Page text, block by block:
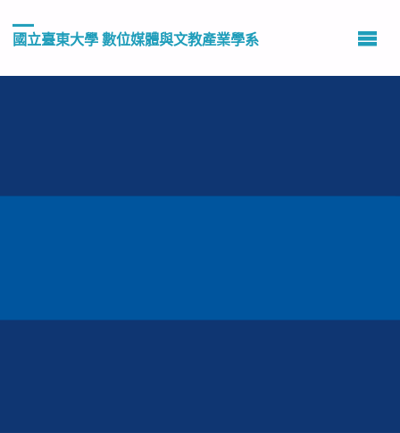
國立臺東大學 數位媒體與文教產業學系